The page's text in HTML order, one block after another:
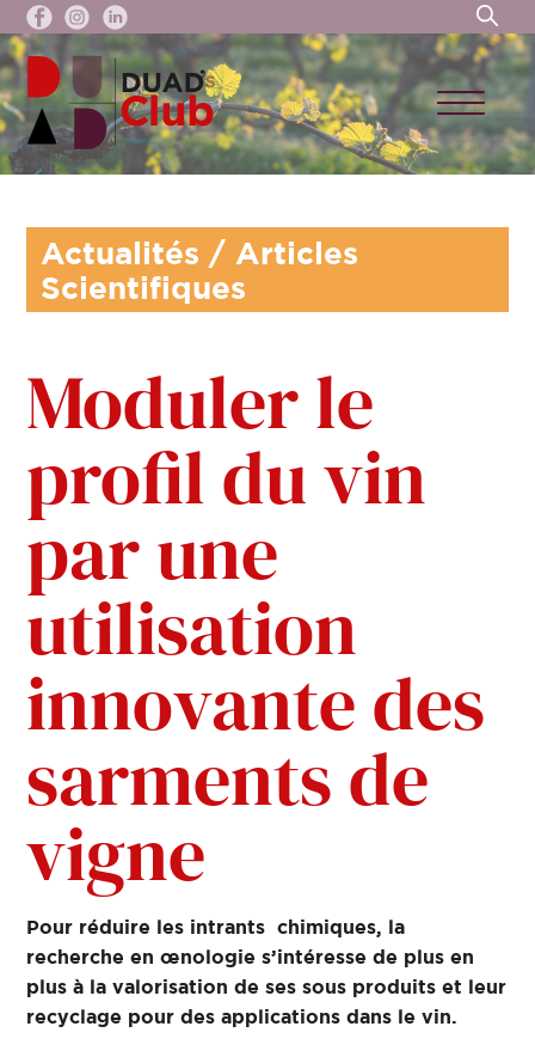
Actualités / Articles
Scientifiques
Moduler le
profil du vin
par une
utilisation
innovante des
sarments de
vigne
Pour réduire les intrants chimiques, la
recherche en œnologie s’intéresse de plus en
plus à la valorisation de ses sous produits et leur
recyclage pour des applications dans le vin.